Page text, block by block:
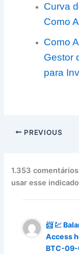
Curva
Como
Como
Gestor
para
PREVIOUS
1.353
usar esse
📨 💹
Access
BTC-